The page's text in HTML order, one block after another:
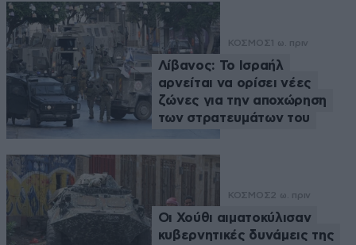
ΚΟΣΜΟΣ 1 ω. πριν
Λίβανος: Το Ισραήλ
αρνείται να ορίσει νέες
ζώνες για την αποχώρηση
των στρατευμάτων του
ΚΟΣΜΟΣ2 ω. πριν
Οι Χούθι αιματοκύλισαν
κυβερνητικές δυνάμεις της